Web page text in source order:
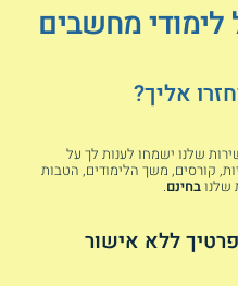
לימודי מחשבים
אליך?
שלנו ישמחו לענות לך על
קורסים, משך הלימודים, הטבות
שלנובחינם.
ללא אישור